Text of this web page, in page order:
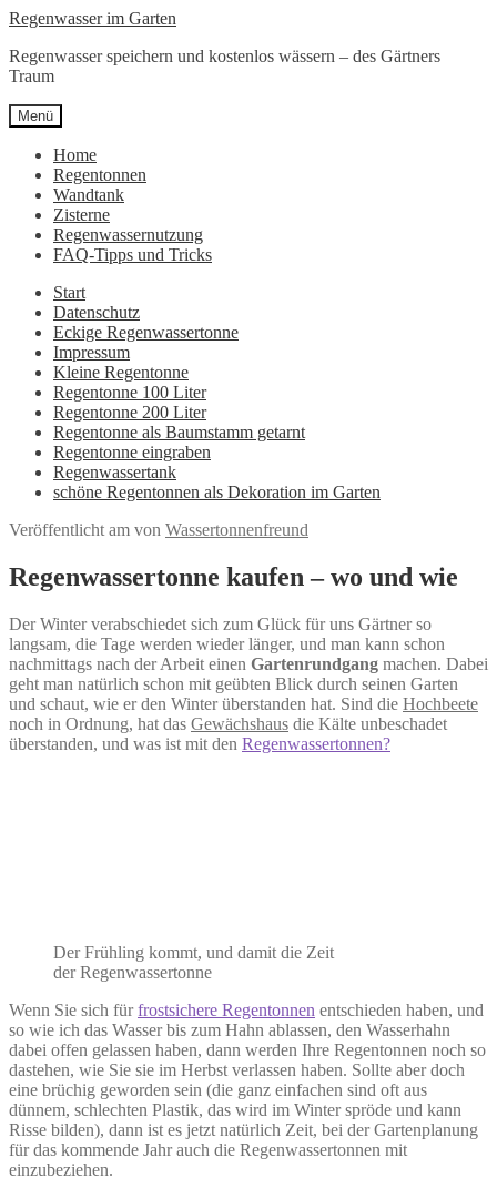
Zur
springen
Zum
springen
Regenwasser im Garten
Regenwasser speichern und kostenlos wässern – des Gärtners
Traum
Menü
Home
Regentonnen
Wandtank
Zisterne
Regenwassernutzung
FAQ-Tipps und Tricks
Start
Datenschutz
Eckige Regenwassertonne
Impressum
Kleine Regentonne
Regentonne 100 Liter
Regentonne 200 Liter
Regentonne als Baumstamm getarnt
Regentonne eingraben
Regenwassertank
schöne Regentonnen als Dekoration im Garten
Veröffentlicht am von Wassertonnenfreund
Regenwassertonne kaufen – wo und wie
Der Winter verabschiedet sich zum Glück für uns Gärtner so
langsam, die Tage werden wieder länger, und man kann schon
nachmittags nach der Arbeit einen Gartenrundgang machen. Dabei
geht man natürlich schon mit geübten Blick durch seinen Garten
und schaut, wie er den Winter überstanden hat. Sind die Hochbeete
noch in Ordnung, hat das Gewächshaus die Kälte unbeschadet
überstanden, und was ist mit den Regenwassertonnen?
Der Frühling kommt, und damit die Zeit
der Regenwassertonne
Wenn Sie sich fürfrostsichere Regentonnen entschieden haben, und
so wie ich das Wasser bis zum Hahn ablassen, den Wasserhahn
dabei offen gelassen haben, dann werden Ihre Regentonnen noch so
dastehen, wie Sie sie im Herbst verlassen haben. Sollte aber doch
eine brüchig geworden sein (die ganz einfachen sind oft aus
dünnem, schlechten Plastik, das wird im Winter spröde und kann
Risse bilden), dann ist es jetzt natürlich Zeit, bei der Gartenplanung
für das kommende Jahr auch die Regenwassertonnen mit
einzubeziehen.